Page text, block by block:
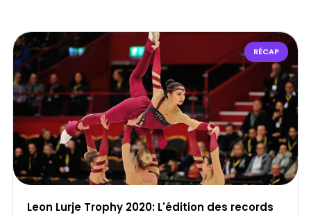
RÉCAP
Leon Lurje Trophy 2020: L'édition des records